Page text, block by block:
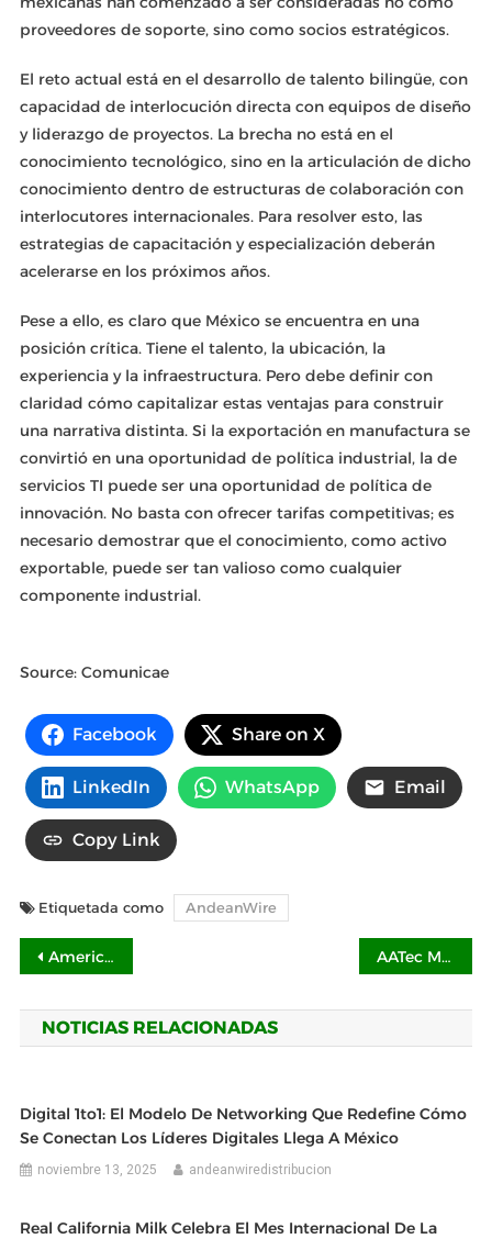
proveedores de soporte, sino como socios estratégicos.
El reto actual está en el desarrollo de talento bilingüe, con
capacidad de interlocución directa con equipos de diseño
y liderazgo de proyectos. La brecha no está en el
conocimiento tecnológico, sino en la articulación de dicho
conocimiento dentro de estructuras de colaboración con
interlocutores internacionales. Para resolver esto, las
estrategias de capacitación y especialización deberán
acelerarse en los próximos años.
Pese a ello, es claro que México se encuentra en una
posición crítica. Tiene el talento, la ubicación, la
experiencia y la infraestructura. Pero debe definir con
claridad cómo capitalizar estas ventajas para construir
una narrativa distinta. Si la exportación en manufactura se
convirtió en una oportunidad de política industrial, la de
servicios TI puede ser una oportunidad de política de
innovación. No basta con ofrecer tarifas competitivas; es
necesario demostrar que el conocimiento, como activo
exportable, puede ser tan valioso como cualquier
componente industrial.
Source: Comunicae
Facebook Share on X
LinkedIn WhatsApp Email
Copy Link
Etiquetada como AndeanWire
Navegación
de
entradas
American Pistachio Growers destaca a los pistaches americanos como un snack nutritivo y saludable AATec Medical y Northway Biotech anuncian una alianza
NOTICIAS RELACIONADAS
Digital 1to1: El Modelo De Networking Que Redefine Cómo
Se Conectan Los Líderes Digitales Llega A México
noviembre 13, 2025 andeanwiredistribucion
Real California Milk Celebra El Mes Internacional De La